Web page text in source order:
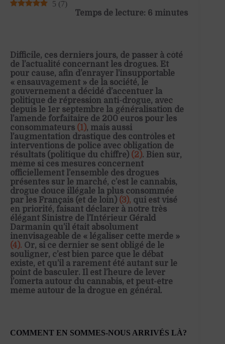
5 (7)
Temps de lecture: 6 minutes
Difficile, ces derniers jours, de passer à côté
de l’actualité concernant les drogues. Et
pour cause, afin d’enrayer l’insupportable
« ensauvagement » de la société, le
gouvernement a décidé d’accentuer la
politique de répression anti-drogue, avec
depuis le 1er septembre la généralisation de
l’amende forfaitaire de 200 euros pour les
consommateurs (1), mais aussi
l’augmentation drastique des contrôles et
interventions de police avec obligation de
résultats (politique du chiffre) (2). Bien sûr,
même si ces mesures concernent
officiellement l’ensemble des drogues
présentes sur le marché, c’est le cannabis,
drogue douce illégale la plus consommée
par les Français (et de loin) (3), qui est visé
en priorité, faisant déclarer à notre très
élégant Sinistre de l’Intérieur Gérald
Darmanin qu’il était absolument
inenvisageable de « légaliser cette merde »
(4). Or, si ce dernier se sent obligé de le
souligner, c’est bien parce que le débat
existe, et qu’il a rarement été autant sur le
point de basculer. Il est l’heure de lever
l’omerta autour du cannabis, et peut-être
même autour de la drogue en général.
COMMENT EN SOMMES-NOUS ARRIVÉS LÀ?